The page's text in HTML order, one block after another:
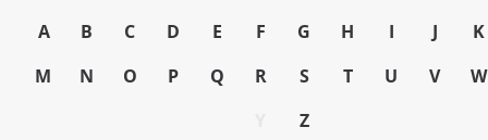
A B C D E F G H I J
K
M
N O P Q R S T U V
W
Z